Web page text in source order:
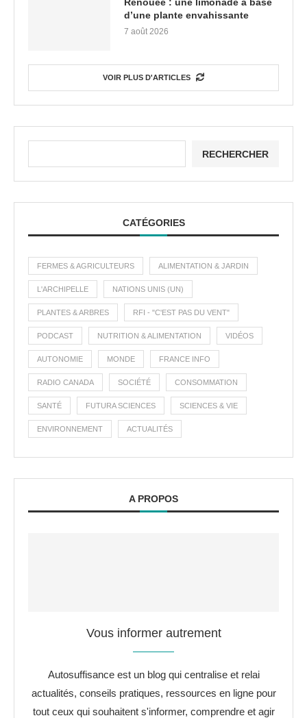
Renouée : une limonade à base
d’une plante envahissante
7 août 2026
VOIR PLUS D'ARTICLES
RECHERCHER
CATÉGORIES
FERMES & AGRICULTEURS ALIMENTATION & JARDIN
L'ARCHIPELLE NATIONS UNIS (UN)
PLANTES & ARBRES RFI - "C'EST PAS DU VENT"
PODCAST NUTRITION & ALIMENTATION VIDÉOS
AUTONOMIE MONDE FRANCE INFO
RADIO CANADA SOCIÉTÉ CONSOMMATION
SANTÉ FUTURA SCIENCES SCIENCES & VIE
ENVIRONNEMENT ACTUALITÉS
A PROPOS
Vous informer autrement
Autosuffisance est un blog qui centralise et relai
actualités, conseils pratiques, ressources en ligne pour
tout ceux qui souhaitent s'informer, comprendre et agir